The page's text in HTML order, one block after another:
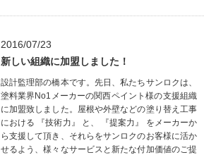
2016/07/23
新しい組織に加盟しました！
設計監理部の橋本です。先日、私たちサンロクは、
塗料業界No1メーカーの関西ペイント様の支援組織
に加盟致しました。屋根や外壁などの塗り替え工事
における 『技術力』 と、 『提案力』 をメーカーか
ら支援して頂き、それらをサンロクのお客様に活か
せるよう、様々なサービスと新たな付加価値のご提